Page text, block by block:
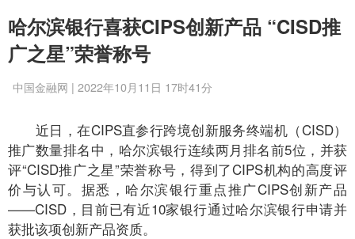
哈尔滨银行喜获CIPS创新产品 “CISD推
广之星”荣誉称号
中国金融网 | 2022年10月11日 17时41分
近日，在CIPS直参行跨境创新服务终端机（CISD）
推广数量排名中，哈尔滨银行连续两月排名前5位，并获
评“CISD推广之星”荣誉称号，得到了CIPS机构的高度评
价与认可。据悉，哈尔滨银行重点推广CIPS创新产品
——CISD，目前已有近10家银行通过哈尔滨银行申请并
获批该项创新产品资质。